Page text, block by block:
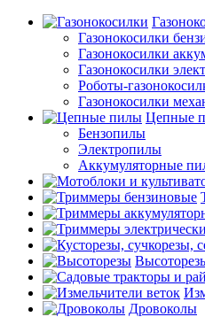
Газонокосилки
Газонокосилки
Газонокосилки
Роботы-
Газонокосилки
Цепные
Бензопилы
Электропилы
Аккумуляторные
Дровоколы